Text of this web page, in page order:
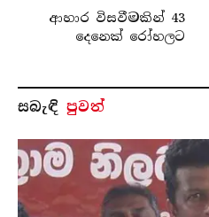
ආහාර විසවීමකින් 43
දෙනෙක් රෝහලට
සබැ​ඳි පුවත්